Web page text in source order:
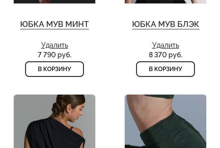
ЮБКА МУВ МИНТ
Удалить
7 790 руб.
В КОРЗИНУ
ЮБКА МУВ БЛЭК
Удалить
8 370 руб.
В КОРЗИНУ